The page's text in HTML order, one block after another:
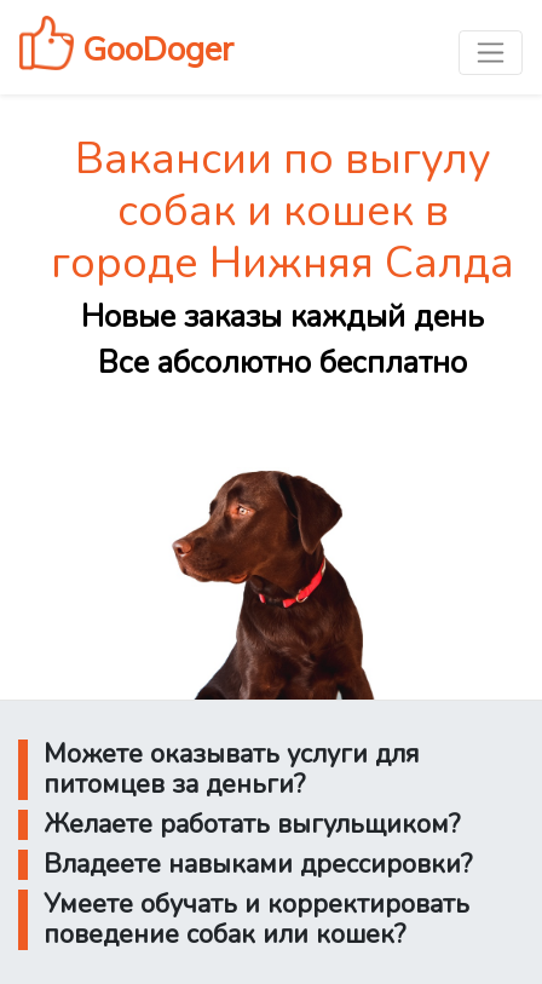
GooDoger
Вакансии по выгулу
собак и кошек в
городе Нижняя Салда
Новые заказы каждый день
Все абсолютно бесплатно
Можете оказывать услуги для
питомцев за деньги?
Желаете работать выгульщиком?
Владеете навыками дрессировки?
Умеете обучать и корректировать
поведение собак или кошек?